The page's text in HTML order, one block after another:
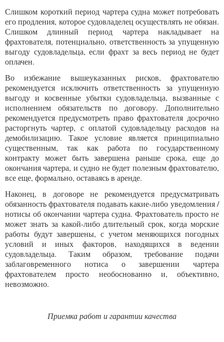
Слишком короткий период чартера судна может потребовать
его продления, которое судовладелец осуществлять не обязан.
Слишком длинный период чартера накладывает на
фрахтователя, потенциально, ответственность за упущенную
выгоду судовладельца, если фрахт за весь период не будет
оплачен.
Во избежание вышеуказанных рисков, фрахтователю
рекомендуется исключить ответственность за упущенную
выгоду и косвенные убытки судовладельца, вызванные с
исполнением обязательств по договору. Дополнительно
рекомендуется предусмотреть право фрахтователя досрочно
расторгнуть чартер, с оплатой судовладельцу расходов на
демобилизацию. Такое условие является принципиально
существенным, так как работа по государственному
контракту может быть завершена раньше срока, еще до
окончания чартера, и судно не будет полезным фрахтователю,
все еще, формально, оставаясь в аренде.
Наконец, в договоре не рекомендуется предусматривать
обязанность фрахтователя подавать какие-либо уведомления /
нотисы об окончании чартера судна. Фрахтователь просто не
может знать за какой-либо длительный срок, когда морские
работы будут завершены, с учетом меняющихся погодных
условий и иных факторов, находящихся в ведении
судовладельца. Таким образом, требование подачи
заблаговременного нотиса о завершении чартера
фрахтователем просто необоснованно и, объективно,
невозможно.
Приемка работ и гарантии качества